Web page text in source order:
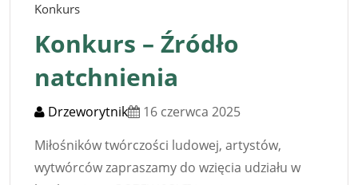
Konkurs
Konkurs – Źródło
natchnienia
Drzeworytnik
16 czerwca 2025
Miłośników twórczości ludowej, artystów,
wytwórców zapraszamy do wzięcia udziału w